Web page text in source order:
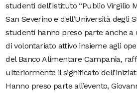
studenti dell’Istituto “Publio Virgilio
San Severino e dell’Università degli
studenti hanno preso parte anche a
di volontariato attivo insieme agli
del Banco Alimentare Campania,
ulteriormente il significato
Hanno preso parte all’evento,